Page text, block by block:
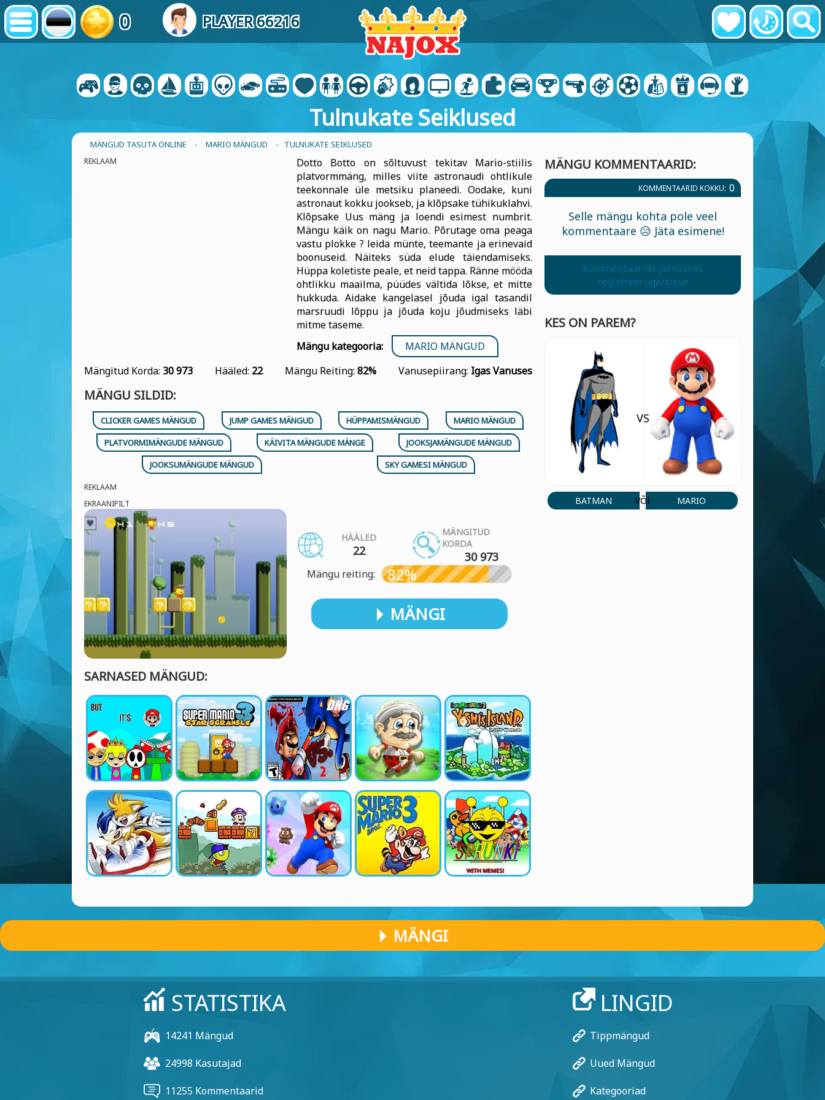
0 PLAYER 66216
Tulnukate Seiklused
MÄNGUD TASUTA ONLINE - MARIO MÄNGUD - TULNUKATE SEIKLUSED
REKLAAM
Dotto Botto on sõltuvust tekitav Mario-stiilis
platvormmäng, milles viite astronaudi ohtlikule
teekonnale üle metsiku planeedi. Oodake, kuni
astronaut kokku jookseb, ja klõpsake tühikuklahvi.
Klõpsake Uus mäng ja loendi esimest numbrit.
Mängu käik on nagu Mario. Põrutage oma peaga
vastu plokke ? leida münte, teemante ja erinevaid
boonuseid. Näiteks süda elude täiendamiseks.
Hüppa koletiste peale, et neid tappa. Ränne mööda
ohtlikku maailma, püüdes vältida lõkse, et mitte
hukkuda. Aidake kangelasel jõuda igal tasandil
marsruudi lõppu ja jõuda koju jõudmiseks läbi
mitme taseme.
Mängu kategooria:
MARIO MÄNGUD
Mängitud Korda: 30 973 Hääled: 22 Mängu Reiting: 82% Vanusepiirang: Igas Vanuses
MÄNGU SILDID:
CLICKER GAMES MÄNGUD JUMP GAMES MÄNGUD HÜPPAMISMÄNGUD
MARIO MÄNGUD
PLATVORMIMÄNGUDE MÄNGUD
KÄIVITA MÄNGUDE MÄNGE
JOOKSJAMÄNGUDE MÄNGUD
JOOKSUMÄNGUDE MÄNGUD
SKY GAMESI MÄNGUD
REKLAAM
EKRAANIPILT
HÄÄLED
22
MÄNGITUD
KORDA
30 973
Mängu reiting: 82%
MÄNGI
SARNASED MÄNGUD:
MÄNGU KOMMENTAARID:
KOMMENTAARID KOKKU: 0
Selle mängu kohta pole veel
kommentaare 😥 Jäta esimene!
Kommentaaride jätmiseks
registreeruge/sisse
KES ON PAREM?
BATMAN
VS
VÕI MARIO
MÄNGI
STATISTIKA
14241 Mängud
24998 Kasutajad
11255 Kommentaarid
LINGID
Tippmängud
Uued Mängud
Kategooriad